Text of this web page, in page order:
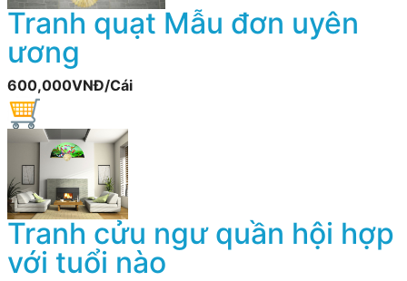
Tranh quạt Mẫu đơn uyên
ương
600,000VNĐ/Cái
Tranh cửu ngư quần hội hợp
với tuổi nào